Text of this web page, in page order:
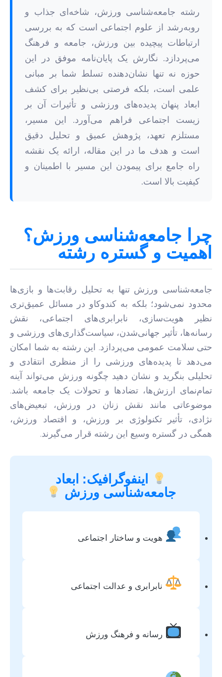
رشته جامعه‌شناسی ورزش، شاخه‌ای جذاب و
روبه‌رشد از علوم اجتماعی است که به بررسی
ارتباطات پیچیده بین ورزش، جامعه و فرهنگ
می‌پردازد. نگارش یک پایان‌نامه موفق در این
حوزه نه تنها نشان‌دهنده تسلط شما بر مبانی
علمی است، بلکه فرصتی بی‌نظیر برای کشف
ابعاد پنهان پدیده‌های ورزشی و تأثیرات آن بر
زیست اجتماعی فراهم می‌آورد. این مسیر،
مستلزم تعهد، پژوهش عمیق و تحلیل دقیق
است و هدف ما در این مقاله، ارائه یک نقشه
راه جامع برای پیمودن این مسیر با اطمینان و
کیفیت بالا است.
چرا جامعه‌شناسی ورزش؟
اهمیت و گستره رشته
جامعه‌شناسی ورزش تنها به تحلیل رقابت‌ها و بازی‌ها
محدود نمی‌شود؛ بلکه به کندوکاو در مسائل عمیق‌تری
نظیر هویت‌سازی، نابرابری‌های اجتماعی، نقش
رسانه‌ها، تأثیر جهانی‌شدن، سیاست‌گذاری‌های ورزشی و
حتی سلامت عمومی می‌پردازد. این رشته به شما امکان
می‌دهد تا پدیده‌های ورزشی را از منظری انتقادی و
تحلیلی بنگرید و نشان دهید چگونه ورزش می‌تواند آینه
تمام‌نمای ارزش‌ها، تضادها و تحولات یک جامعه باشد.
موضوعاتی مانند نقش زنان در ورزش، تبعیض‌های
نژادی، تأثیر تکنولوژی بر ورزش، و اقتصاد ورزش،
همگی در گستره وسیع این رشته قرار می‌گیرند.
اینفوگرافیک: ابعاد
جامعه‌شناسی ورزش
هویت و ساختار اجتماعی
نابرابری و عدالت اجتماعی
رسانه و فرهنگ ورزش